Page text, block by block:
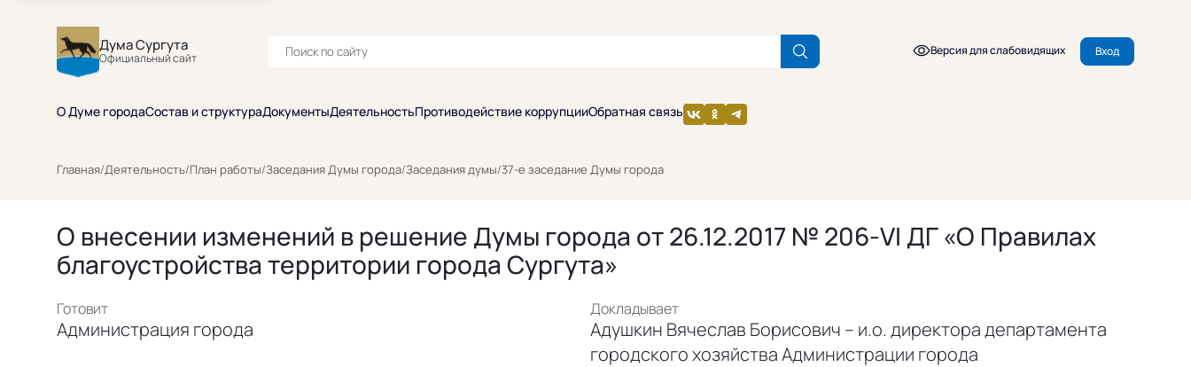
Дума Сургута
Официальный сайт
Версия для слабовидящих Вход
О Думе городаСостав и структураДокументыДеятельностьПротиводействие коррупцииОбратная связь
Главная/Деятельность/План работы/Заседания Думы города/Заседания думы/37-е заседание Думы города
О внесении изменений в решение Думы города от 26.12.2017 № 206-VI ДГ «О Правилах
благоустройства территории города Сургута»
Готовит
Администрация города
Докладывает
Адушкин Вячеслав Борисович – и.о. директора департамента
городского хозяйства Администрации города